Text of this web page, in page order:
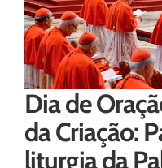
Dia de
da Criação:
liturgia da